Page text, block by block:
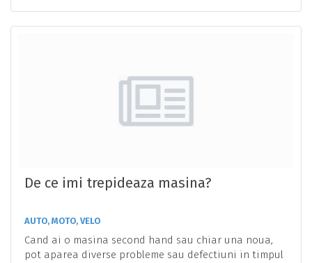
De ce imi trepideaza masina?
AUTO, MOTO, VELO
Cand ai o masina second hand sau chiar una noua,
pot aparea diverse probleme sau defectiuni in timpul